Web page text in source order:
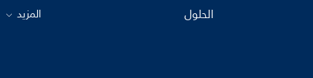
الحلول
المزيد